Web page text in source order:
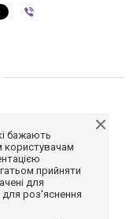
бажають
користувачам
прийняти
для
для роз'яснення